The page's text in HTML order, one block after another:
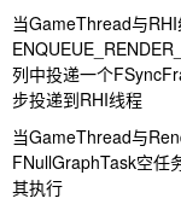
当GameThread与
列中投递一个
步投递到RHI线程
当GameThread与
FNullGraphTask空任
其执行